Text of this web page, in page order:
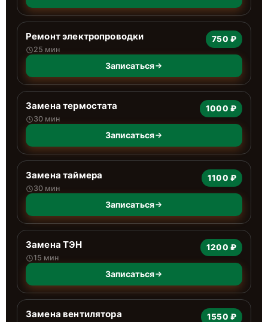
Ремонт электропроводки
25 мин
750 ₽
Записаться
Замена термостата
30 мин
1000 ₽
Записаться
Замена таймера
30 мин
1100 ₽
Записаться
Замена ТЭН
15 мин
1200 ₽
Записаться
Замена вентилятора 1550 ₽